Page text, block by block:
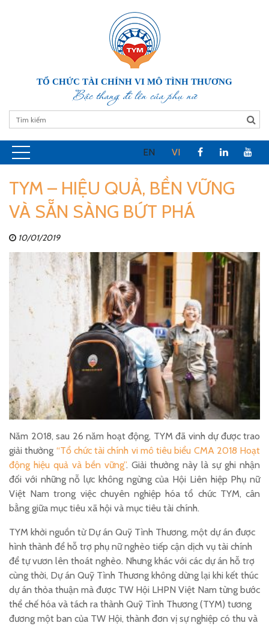
TỔ CHỨC TÀI CHÍNH VI MÔ TÌNH THƯƠNG
Bậc thang đi lên của phụ nữ
EN VI
TYM – HIỆU QUẢ, BỀN VỮNG
VÀ SẴN SÀNG BỨT PHÁ
10/01/2019
Năm 2018, sau 26 năm hoạt động, TYM đã vinh dự được trao
giải thưởng “Tổ chức tài chính vi mô tiêu biểu CMA 2018 Hoạt
động hiệu quả và bền vững”. Giải thưởng này là sự ghi nhận
đối với những nỗ lực không ngừng của Hội Liên hiệp Phụ nữ
Việt Nam trong việc chuyên nghiệp hóa tổ chức TYM, cân
bằng giữa mục tiêu xã hội và mục tiêu tài chính.
TYM khởi nguồn từ Dự án Quỹ Tình Thương, một dự án được
hình thành để hỗ trợ phụ nữ nghèo tiếp cận dịch vụ tài chính
để tự vươn lên thoát nghèo. Nhưng khác với các dự án hỗ trợ
cùng thời, Dự án Quỹ Tình Thương không dừng lại khi kết thúc
dự án thỏa thuận mà được TW Hội LHPN Việt Nam từng bước
thể chế hóa và tách ra thành Quỹ Tình Thương (TYM) tương
đương một ban của TW Hội, thành đơn vị sự nghiệp có thu và